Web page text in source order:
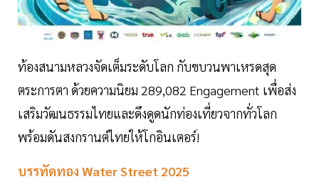
ท้องสนามหลวงจัดเต็มระดับโลก กับขบวนพาเหรดสุด
ตระการตา ด้วยความนิยม 289,082 Engagement เพื่อส่ง
เสริมวัฒนธรรมไทยและดึงดูดนักท่องเที่ยวจากทั่วโลก
พร้อมดันสงกรานต์ไทยให้โกอินเตอร์!
บรรทัดทอง Water Street 2025